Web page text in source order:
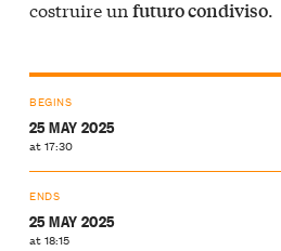
costruire un futuro condiviso.
BEGINS
25 MAY 2025
at 17:30
ENDS
25 MAY 2025
at 18:15